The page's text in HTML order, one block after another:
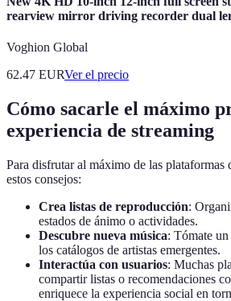
rearview mirror driving recorder dual
Voghion Global
62.47 EURVer el precio
Cómo sacarle el máximo
experiencia de streaming
Para disfrutar al máximo de las plataformas
estos consejos:
Crea listas de reproducción:
estados de ánimo o actividades.
Descubre nueva música: Tómate
los catálogos de artistas emergentes.
Interactúa con usuarios: Muchas
compartir listas o recomendaciones
enriquece la experiencia social en